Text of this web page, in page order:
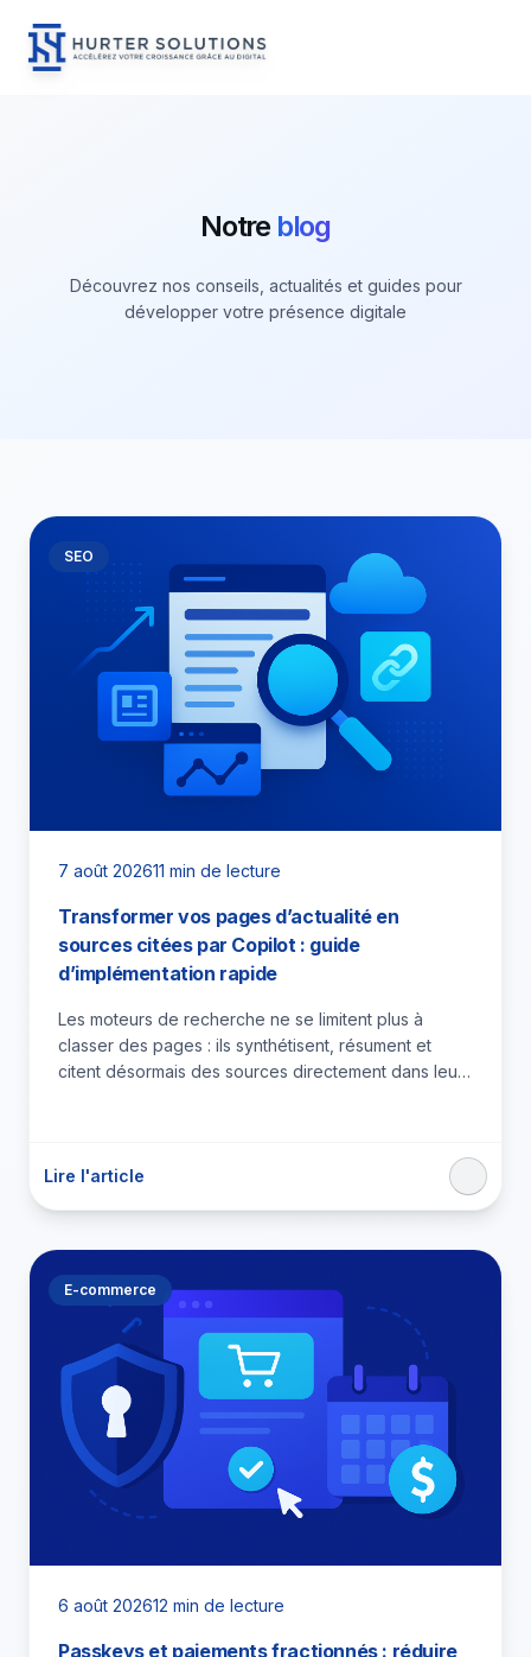
Notre blog
Découvrez nos conseils, actualités et guides pour
développer votre présence digitale
SEO
7 août 202611 min de lecture
Transformer vos pages d’actualité en
sources citées par Copilot : guide
d’implémentation rapide
Les moteurs de recherche ne se limitent plus à
classer des pages : ils synthétisent, résument et
citent désormais des sources directement dans leurs
Lire l'article
E-commerce
6 août 202612 min de lecture
Passkeys et paiements fractionnés : réduire